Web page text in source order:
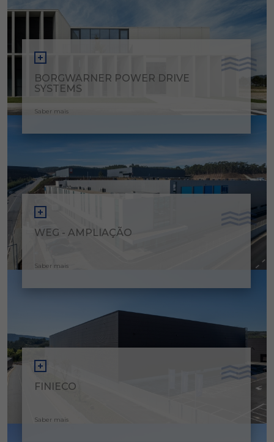
BORGWARNER POWER DRIVE
SYSTEMS
Saber mais
WEG - AMPLIAÇÃO
Saber mais
FINIECO
Saber mais